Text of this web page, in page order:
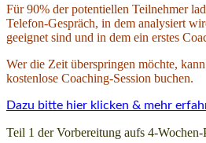
Für 90% der potentiellen Teilnehmer
Telefon-Gespräch, in dem analysiert
geeignet sind und in dem ein erstes
Wer die Zeit überspringen möchte,
kostenlose Coaching-Session buchen.
Dazu bitte hier klicken & mehr
Teil 1 der Vorbereitung aufs 4-Wochen-